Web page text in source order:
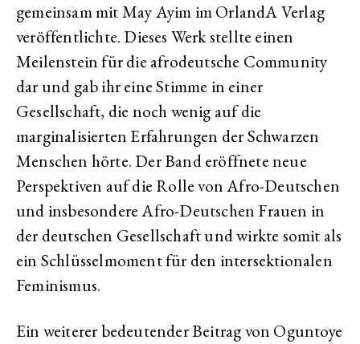
gemeinsam mit May Ayim im OrlandA Verlag
veröffentlichte. Dieses Werk stellte einen
Meilenstein für die afrodeutsche Community
dar und gab ihr eine Stimme in einer
Gesellschaft, die noch wenig auf die
marginalisierten Erfahrungen der Schwarzen
Menschen hörte. Der Band eröffnete neue
Perspektiven auf die Rolle von Afro-Deutschen
und insbesondere Afro-Deutschen Frauen in
der deutschen Gesellschaft und wirkte somit als
ein Schlüsselmoment für den intersektionalen
Feminismus.
Ein weiterer bedeutender Beitrag von Oguntoye